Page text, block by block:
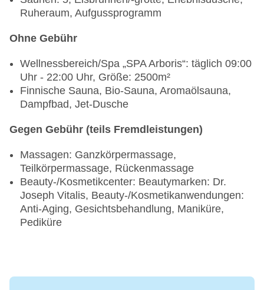
Ruheraum, Aufgussprogramm
Ohne Gebühr
Wellnessbereich/Spa „SPA Arboris“: täglich 09:00
Uhr - 22:00 Uhr, Größe: 2500m²
Finnische Sauna, Bio-Sauna, Aromaölsauna,
Dampfbad, Jet-Dusche
Gegen Gebühr (teils Fremdleistungen)
Massagen: Ganzkörpermassage,
Teilkörpermassage, Rückenmassage
Beauty-/Kosmetikcenter: Beautymarken: Dr.
Joseph Vitalis, Beauty-/Kosmetikanwendungen:
Anti-Aging, Gesichtsbehandlung, Maniküre,
Pediküre